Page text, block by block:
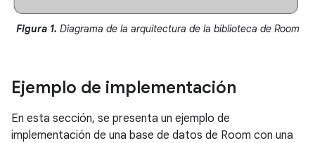
Figura 1. Diagrama de la arquitectura de la biblioteca de Room
Ejemplo de implementación
En esta sección, se presenta un ejemplo de
implementación de una base de datos de Room con una